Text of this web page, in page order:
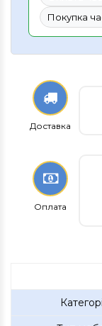
Покупка
Доставка
Оплата